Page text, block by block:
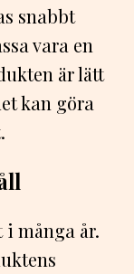
snabbt
vara en
är lätt
kan göra
i många år.